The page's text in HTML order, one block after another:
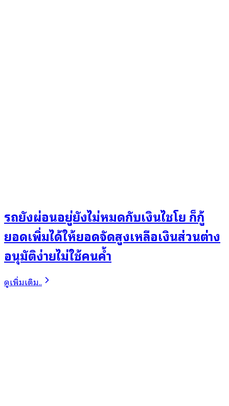
รถยังผ่อนอยู่ยังไม่หมดกับเงินไชโย ก็กู้
ยอดเพิ่มได้ให้ยอดจัดสูงเหลือเงินส่วนต่าง
อนุมัติง่ายไม่ใช้คนค้ำ
ดูเพิ่มเติม..